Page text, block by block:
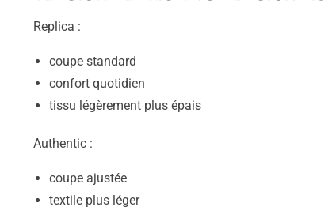
Replica :
coupe standard
confort quotidien
tissu légèrement plus épais
Authentic :
coupe ajustée
textile plus léger